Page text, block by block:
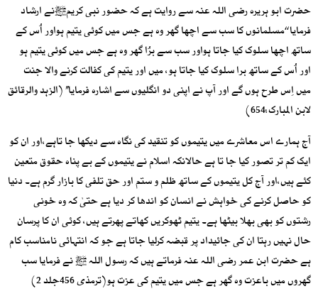
حضرت ابو ہریرہ رضی اللہ عنہ سے روایت ہے کہ حضور نبی کریمﷺنے ارشاد
فرمایا ‘‘مسلمانوں کا سب سے اچھا گھر وہ ہے جس میں کوئی یتیم ہواور اُس کے
ساتھ اچھا سلوک کیا جاتا ہواور سب سے برُا گھر وہ ہے جس میں کوئی یتیم ہو
اور اُس کے ساتھ برا سلوک کیا جاتا ہو، میں اور یتیم کی کفالت کرنے والا جنت
میں اِس طرح ہوں گے اور آپ نے اپنی دو انگلیوں سے اشارہ فرمایا’’ (الزہد والرقائق
لابن المبارک:654)
آج ہمارے اس معاشرے میں یتیموں کو تنقید کی نگاہ سے دیکھا جا تاہے،اور ان کو
ایک کم تر تصور کیا جا تا ہے حالانکہ اسلام نے یتیموں کے بے پناہ حقوق متعین
کئے ہیں،اور آج کل یتیموں کے ساتھ ظلم و ستم اور حق تلفی کا بازار گرم ہے۔ دنیا
کو حاصل کرنے کی خواہش نے انسان کو اندھا کر دیا ہے حتیٰ کہ وہ خونی
رشتوں کو بھی بھلا بیٹھا ہے۔ یتیم ٹھوکریں کھاتے پھرتے ہیں، کوئی ان کا پرسان
حال نہیں رہتا ان کی جائیداد پر قبضہ کرلیا جاتا ہے جو کہ انتہائی نامناسب کام
ہے حضرت ابن عمر رضی اللہ عنہ فرماتے ہیں کہ رسول اللہ ﷺ نے فرمایا سب
گھروں میں باعزت وہ گھر ہے جس میں یتیم کی عزت ہو(ترمذی 456جلد 2)